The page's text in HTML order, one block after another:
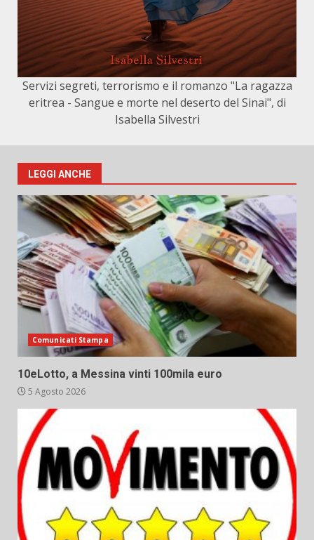
Servizi segreti, terrorismo e il romanzo "La ragazza
eritrea - Sangue e morte nel deserto del Sinai", di
Isabella Silvestri
LEGGI ANCHE
Comunicati Stampa
10eLotto, a Messina vinti 100mila euro
5 Agosto 2026